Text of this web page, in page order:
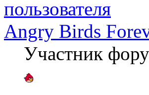
Angry Birds
Участник